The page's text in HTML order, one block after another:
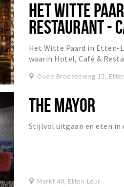
HET WITTE
RESTAURANT -
WIJNWINKEL
Het Witte Paard in Etten-
waarin Hotel, Café &
Oude Bredaseweg 15,
THE MAYOR
Stijlvol uitgaan en eten in
Markt 40, Etten-Leur